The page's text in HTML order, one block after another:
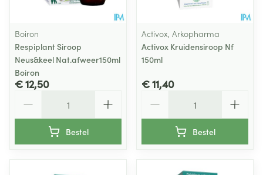
Boiron
Respiplant Siroop
Neus&keel Nat.afweer150ml
Boiron
€ 12,50
Bestel
Activox, Arkopharma
Activox Kruidensiroop Nf
150ml
€ 11,40
Bestel